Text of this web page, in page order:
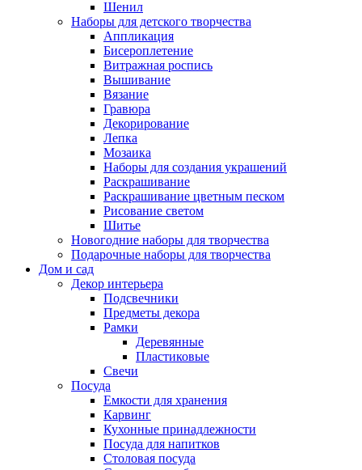
Шенил
Наборы для детского творчества
Аппликация
Бисероплетение
Витражная роспись
Вышивание
Вязание
Гравюра
Декорирование
Лепка
Мозаика
Наборы для создания украшений
Раскрашивание
Раскрашивание цветным песком
Рисование светом
Шитье
Новогодние наборы для творчества
Подарочные наборы для творчества
Дом и сад
Декор интерьера
Подсвечники
Предметы декора
Рамки
Деревянные
Пластиковые
Свечи
Посуда
Емкости для хранения
Карвинг
Кухонные принадлежности
Посуда для напитков
Столовая посуда